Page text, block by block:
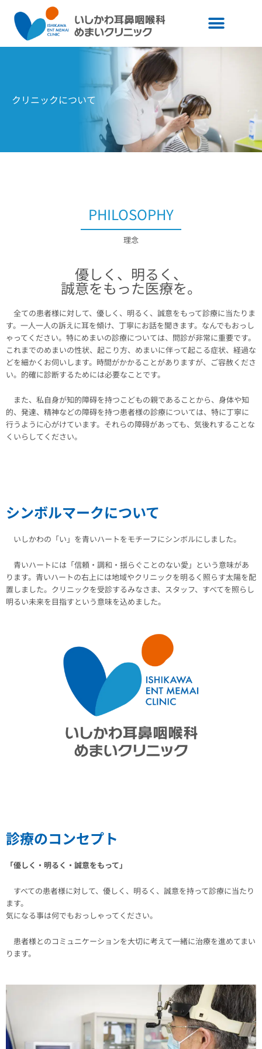
クリニックについて
PHILOSOPHY
理念
優しく、明るく、
誠意をもった医療を。
全ての患者様に対して、優しく、明るく、誠意をもって診療に当たりま
す。一人一人の訴えに耳を傾け、丁寧にお話を聞きます。なんでもおっし
ゃってください。特にめまいの診療については、問診が非常に重要です。
これまでのめまいの性状、起こり方、めまいに伴って起こる症状、経過な
どを細かくお伺いします。時間がかかることがありますが、ご容赦くださ
い。的確に診断するためには必要なことです。
また、私自身が知的障碍を持つこどもの親であることから、身体や知
的、発達、精神などの障碍を持つ患者様の診療については、特に丁寧に
行うように心がけています。それらの障碍があっても、気後れすることな
くいらしてください。
シンボルマークについて
いしかわの「い」を青いハートをモチーフにシンボルにしました。
青いハートには「信頼・調和・揺らぐことのない愛」という意味があ
ります。青いハートの右上には地域やクリニックを明るく照らす太陽を配
置しました。クリニックを受診するみなさま、スタッフ、すべてを照らし
明るい未来を目指すという意味を込めました。
診療のコンセプト
「優しく・明るく・誠意をもって」
すべての患者様に対して、優しく、明るく、誠意を持って診療に当たり
ます。
気になる事は何でもおっしゃってください。
患者様とのコミュニケーションを大切に考えて一緒に治療を進めてまい
ります。